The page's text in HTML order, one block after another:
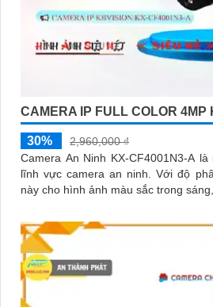
CAMERA IP FULL COLOR 4MP
30%
2,960,000 ₫
Camera An Ninh KX-CF4001N3-A
lĩnh vực camera an ninh. Với độ phân giải 4.0 MP, camera
này cho hình ảnh màu sắc trong